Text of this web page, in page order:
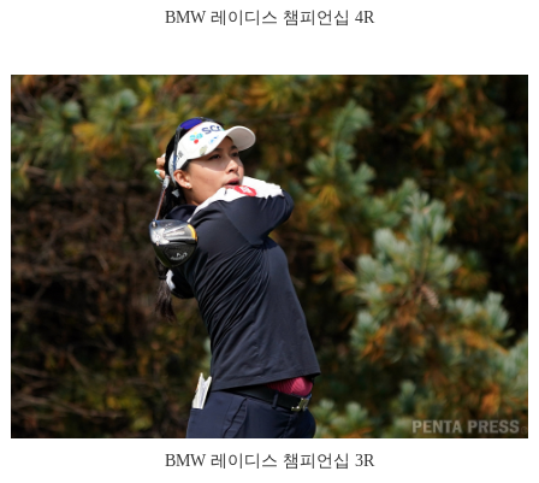
BMW 레이디스 챔피언십 4R
BMW 레이디스 챔피언십 3R